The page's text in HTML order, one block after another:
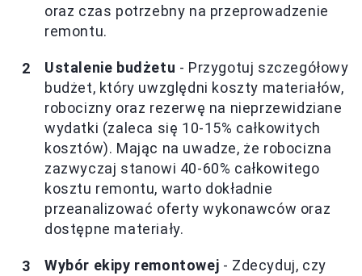
oraz czas potrzebny na przeprowadzenie
remontu.
Ustalenie budżetu - Przygotuj szczegółowy
budżet, który uwzględni koszty materiałów,
robocizny oraz rezerwę na nieprzewidziane
wydatki (zaleca się 10-15% całkowitych
kosztów). Mając na uwadze, że robocizna
zazwyczaj stanowi 40-60% całkowitego
kosztu remontu, warto dokładnie
przeanalizować oferty wykonawców oraz
dostępne materiały.
Wybór ekipy remontowej - Zdecyduj, czy